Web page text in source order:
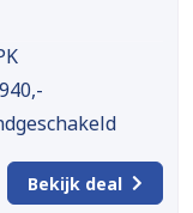
Bekijk deal